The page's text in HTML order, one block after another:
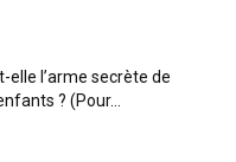
elle l’arme secrète de
? (Pour...